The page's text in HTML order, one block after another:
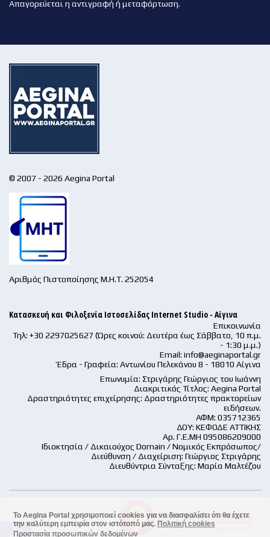
Το Aegina Portal χρησιμοποιεί cookies για να διασφαλίσει ότι θα έχετε
την καλύτερη εμπειρία στον ιστότοπό μας. Πολιτική cookies
Προστασία προσωπικών δεδομένων
Απαγορεύεται η αντιγραφή ή μεταφόρτωση.
© 2007 - 2026 Aegina Portal
Αριθμός Πιστοποίησης Μ.Η.Τ. 252054
Κατασκευή και Φιλοξενία Ιστοσελίδας Internet Studio - Αίγινα
Επικοινωνία
Τηλ: +30 2297025627 (Ώρες κοινού: Δευτέρα έως Σάββατο, 10 π.μ.
- 1:30 μ.μ.)
Email: info@aeginaportal.gr
Έδρα - Γραφεία: Αντωνίου Πελεκάνου 8 - 18010 Αίγινα
Επωνυμία: Στριγάρης Γεώργιος του Ιωάννη
Διακριτικός Τίτλος: Aegina Portal
Δραστηριότητες επιχείρησης: Δραστηριότητες πρακτορείων
ειδήσεων.
ΑΦΜ: 035712365
ΔΟΥ: ΚΕΦΟΔΕ ΑΤΤΙΚΗΣ
Αρ. Γ.Ε.ΜΗ 095086209000
Ιδιοκτησία / Δικαιούχος Domain / Νομικός Εκπρόσωπος/
Διεύθυνση / Διαχείριση: Γεώργιος Στριγάρης
Διευθύντρια Σύνταξης: Μαρία Μαλτέζου